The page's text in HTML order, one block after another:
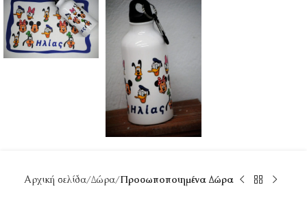
Αρχική σελίδα Δώρα Προσωποποιημένα Δώρα